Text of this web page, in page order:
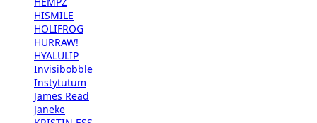
HISMILE
HOLIFROG
HURRAW!
HYALULIP
Invisibobble
Instytutum
James Read
Janeke